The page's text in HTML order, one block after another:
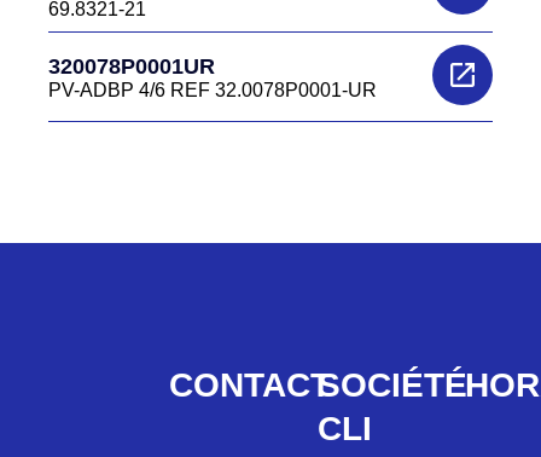
69.8321-21
320078P0001UR
PV-ADBP 4/6 REF 32.0078P0001-UR
CONTACTSOCIÉTÉ
CLI